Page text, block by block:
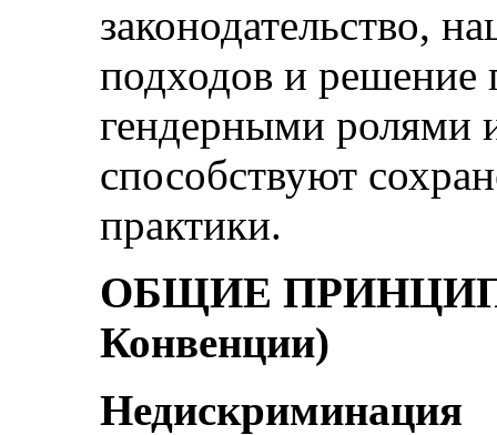
законодательство,
подходов и решение
гендерными ролями
способствуют
практики.
ОБЩИЕ ПРИНЦИПЫ
Конвенции)
Недискриминация